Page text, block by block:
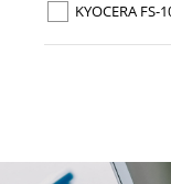
KYOCERA FS-
-1128 MFP, -
-1300D, -